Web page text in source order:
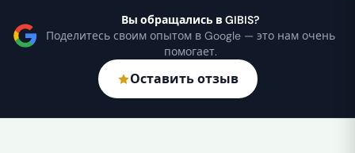
Вы обращались в GIBIS?
Поделитесь своим опытом в Google — это нам очень
помогает.
Оставить отзыв